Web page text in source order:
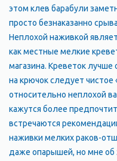
этом клев барабули
просто безнаказанно
Неплохой наживкой
как местные мелкие
магазина. Креветок лучше
на крючок следует
относительно неплохой
кажутся более
встречаются
наживки мелких раков-
даже опарышей, но мне об